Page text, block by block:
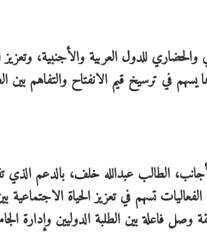
للدول العربية والأجنبية،
بما يسهم في ترسيخ قيم الانفتاح
الطالب عبدالله خلف، بالدعم الذي
تسهم في تعزيز الحياة الاجتماعية
وصل فاعلة بين الطلبة الدوليين وإدارة